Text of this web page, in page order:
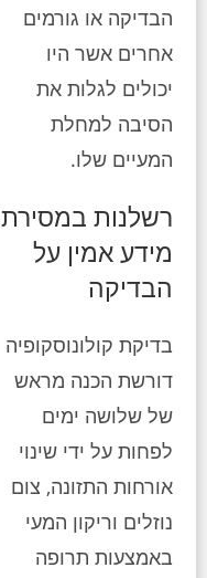
הבדיקה או גורמים
אחרים אשר היו
יכולים לגלות את
הסיבה למחלת
המעיים שלו.
רשלנות במסירת
מידע אמין על
הבדיקה
בדיקת קולונוסקופיה
דורשת הכנה מראש
של שלושה ימים
לפחות על ידי שינוי
אורחות התזונה, צום
נוזלים וריקון המעי
באמצעות תרופה